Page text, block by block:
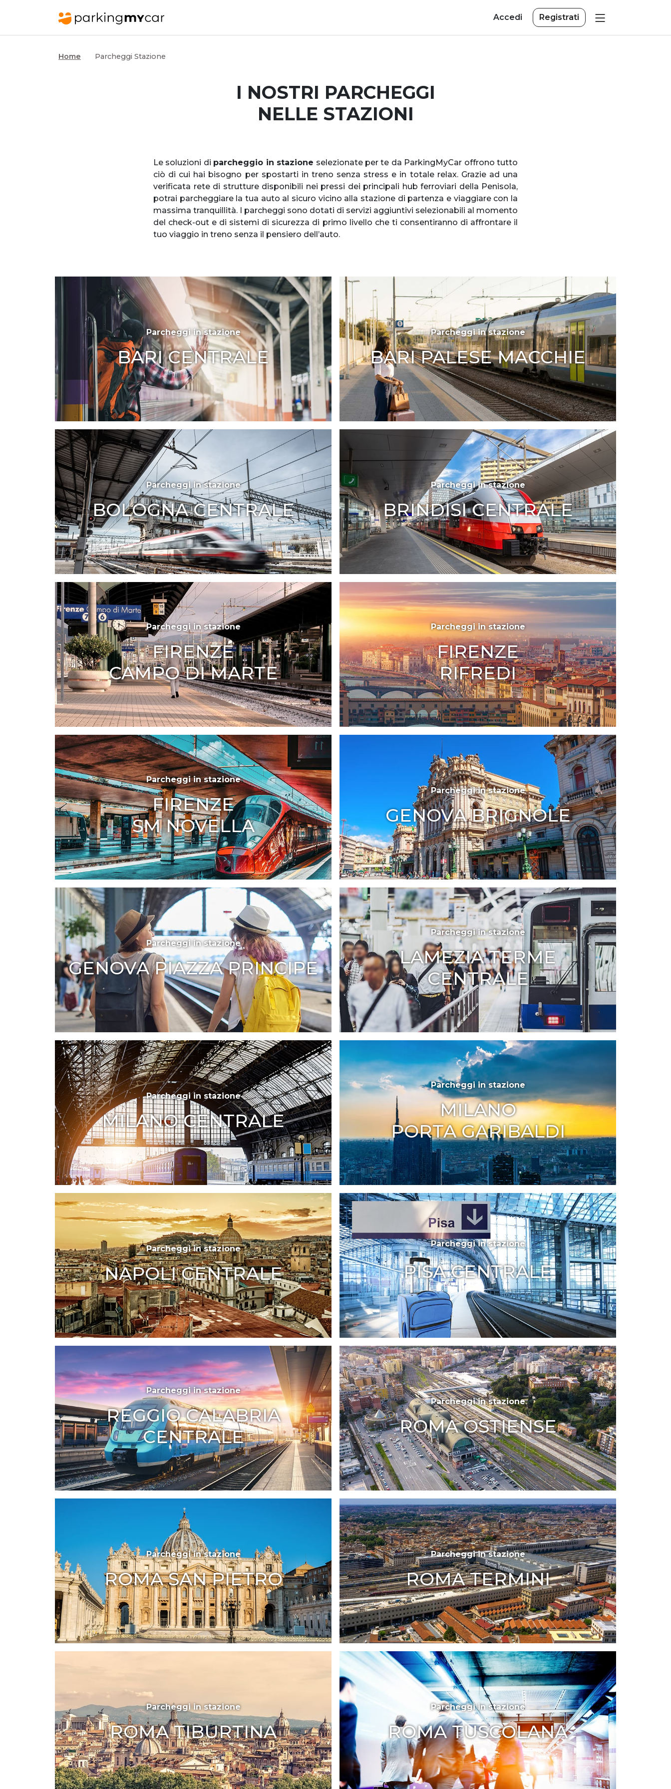
Accedi Registrati
Home Parcheggi Stazione
I NOSTRI PARCHEGGI
NELLE STAZIONI
Le soluzioni di parcheggio in stazione selezionate per te da ParkingMyCar offrono tutto
ciò di cui hai bisogno per spostarti in treno senza stress e in totale relax. Grazie ad una
verificata rete di strutture disponibili nei pressi dei principali hub ferroviari della Penisola,
potrai parcheggiare la tua auto al sicuro vicino alla stazione di partenza e viaggiare con la
massima tranquillità. I parcheggi sono dotati di servizi aggiuntivi selezionabili al momento
del check-out e di sistemi di sicurezza di primo livello che ti consentiranno di affrontare il
tuo viaggio in treno senza il pensiero dell’auto.
Parcheggi in stazione
BARI CENTRALE
Parcheggi in stazione
BARI PALESE MACCHIE
Parcheggi in stazione
BOLOGNA CENTRALE
Parcheggi in stazione
BRINDISI CENTRALE
Parcheggi in stazione
FIRENZE
CAMPO DI MARTE
Parcheggi in stazione
FIRENZE
RIFREDI
Parcheggi in stazione
FIRENZE
SM NOVELLA
Parcheggi in stazione
GENOVA BRIGNOLE
Parcheggi in stazione
GENOVA PIAZZA PRINCIPE
Parcheggi in stazione
LAMEZIA TERME
CENTRALE
Parcheggi in stazione
MILANO CENTRALE
Parcheggi in stazione
MILANO
PORTA GARIBALDI
Parcheggi in stazione
NAPOLI CENTRALE
Parcheggi in stazione
PISA CENTRALE
Parcheggi in stazione
REGGIO CALABRIA
CENTRALE
Parcheggi in stazione
ROMA OSTIENSE
Parcheggi in stazione
ROMA SAN PIETRO
Parcheggi in stazione
ROMA TERMINI
Parcheggi in stazione
ROMA TIBURTINA
Parcheggi in stazione
ROMA TUSCOLANA